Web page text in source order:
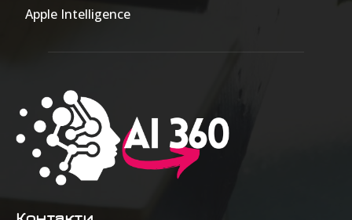
Apple Intelligence